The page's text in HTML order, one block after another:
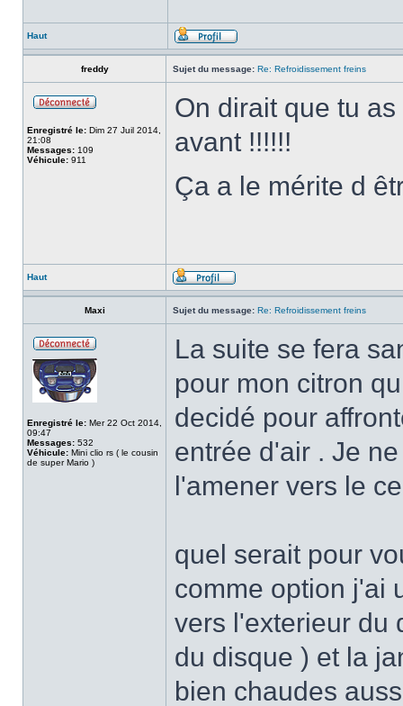
Haut
freddy Sujet du message: Re: Refroidissement freins
Enregistré le: Dim 27 Juil 2014,
21:08
Messages: 109
Véhicule: 911
On dirait que tu
avant !!!!!!
Ça a le mérite d
Haut
Maxi Sujet du message: Re: Refroidissement freins
Enregistré le: Mer 22 Oct 2014,
09:47
Messages: 532
Véhicule: Mini clio rs ( le cousin
de super Mario )
La suite se fera
pour mon citron
decidé pour
entrée d'air . Je
l'amener vers le
quel serait pour
comme option j'ai
vers l'exterieur du
du disque ) et la
bien chaudes